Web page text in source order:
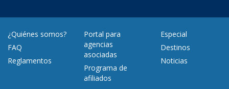
¿Quiénes somos?
FAQ
Reglamentos
Portal para
agencias
asociadas
Programa de
afiliados
Especial
Destinos
Noticias